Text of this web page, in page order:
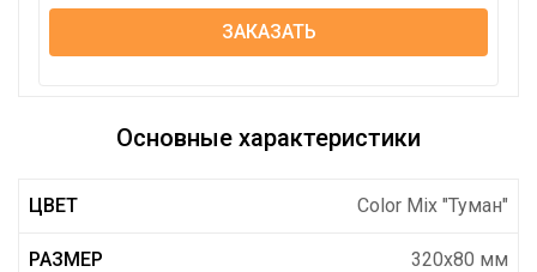
ЗАКАЗАТЬ
Основные характеристики
ЦВЕТ Color Mix "Туман"
РАЗМЕР 320х80 мм